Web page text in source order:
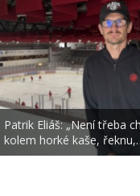
Patrik Eliáš: „Není třeba
kolem horké kaše,